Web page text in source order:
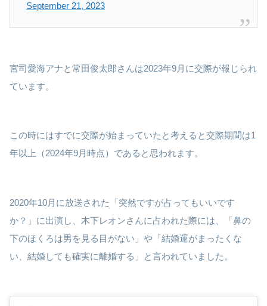
September 21, 2023
宮司愛海アナと常田俊太郎さんは2023年9月に交際が報じられ
ています。
この時にはすでに交際が始まっていたと考えると交際期間は1
年以上（2024年9月時点）であると思われます。
2020年10月に放送された「突然ですが占ってもいいです
か？」に出演し、木下レオンさんに占われた際には、「鼻の
下のほくろは男を見る目がない」や「結婚運がまったくな
い、結婚しても確実に離婚する」と言われていました。